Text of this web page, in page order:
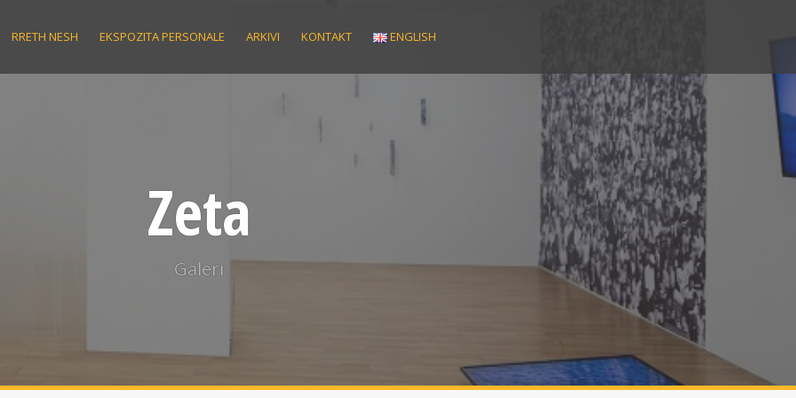
RRETH NESH EKSPOZITA PERSONALE ARKIVI KONTAKT ENGLISH
Zeta
Galeri